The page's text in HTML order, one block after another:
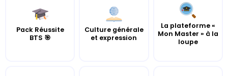
Pack Réussite
BTS 🎯
Culture générale
et expression
La plateforme «
Mon Master » à la
loupe